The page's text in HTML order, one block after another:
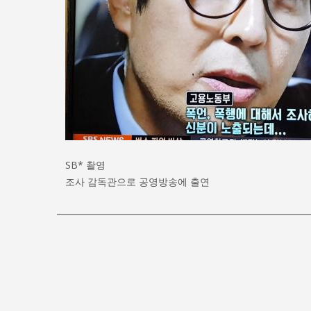
SB* 촬영
조사 감독관으로 공영방송에 출연